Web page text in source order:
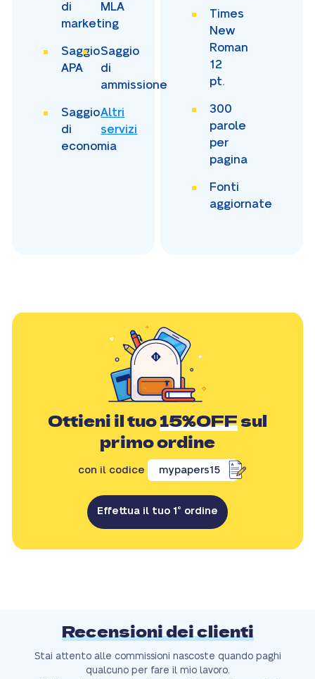
di
marketing
MLA
Saggio
APA
Saggio
di
ammissione
Saggio
di
economia
Altri
servizi
Times
New
Roman
12
pt.
300
parole
per
pagina
Fonti
aggiornate
Ottieni il tuo15%OFFsul
primo ordine
con il codice mypapers15
Effettua il tuo 1° ordine
Recensioni dei clienti
Stai attento alle commissioni nascoste quando paghi
qualcuno per fare il mio lavoro.